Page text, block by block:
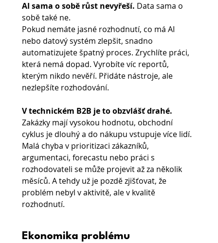
AI sama o sobě růst nevyřeší. Data sama o
sobě také ne.
Pokud nemáte jasné rozhodnutí, co má AI
nebo datový systém zlepšit, snadno
automatizujete špatný proces. Zrychlíte práci,
která nemá dopad. Vyrobíte víc reportů,
kterým nikdo nevěří. Přidáte nástroje, ale
nezlepšíte rozhodování.
V technickém B2B je to obzvlášť drahé.
Zakázky mají vysokou hodnotu, obchodní
cyklus je dlouhý a do nákupu vstupuje více lidí.
Malá chyba v prioritizaci zákazníků,
argumentaci, forecastu nebo práci s
rozhodovateli se může projevit až za několik
měsíců. A tehdy už je pozdě zjišťovat, že
problém nebyl v aktivitě, ale v kvalitě
rozhodnutí.
Ekonomika problému